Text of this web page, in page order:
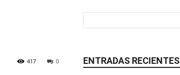
0
417 ENTRADAS RECIENTES